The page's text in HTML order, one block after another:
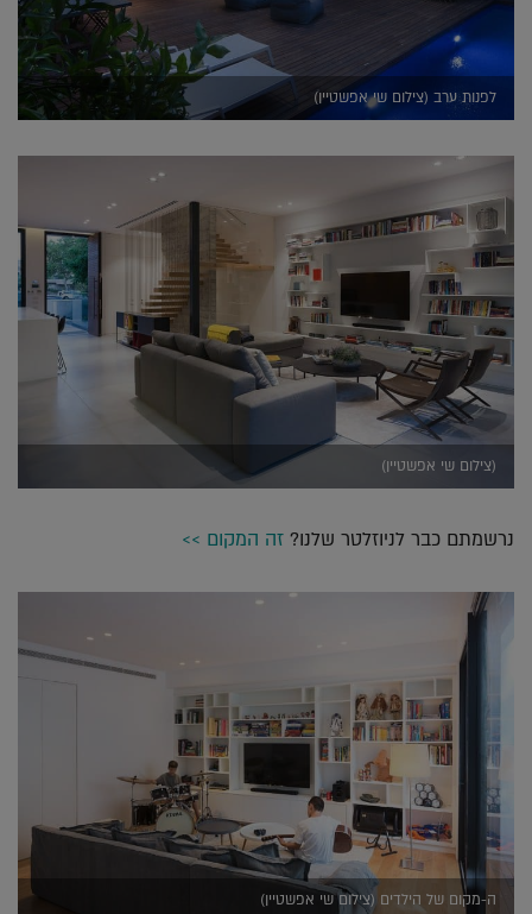
לפנות ערב (צילום שי אפשטיין)
(צילום שי אפשטיין)
נרשמתם כבר לניוזלטר שלנו? זה המקום >>
ה-מקום של הילדים (צילום שי אפשטיין)